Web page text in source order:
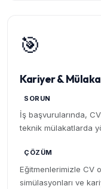
🎯
Kariyer &
SORUN
İş başvurularında,
teknik mülakatlarda
ÇÖZÜM
Eğitmenlerimizle CV
simülasyonları ve